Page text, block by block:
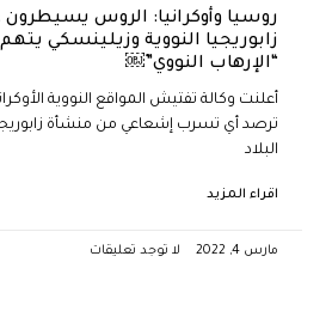
روسيا وأوكرانيا: الروس
زابوريجيا النووية وزيلينسكي
“الإرهاب النووي”￼
أعلنت وكالة تفتيش المواقع النووية
ترصد أي تسرب إشعاعي من منشأة
البلاد
اقراء المزيد
مارس 4, 2022 لا توجد تعليقات